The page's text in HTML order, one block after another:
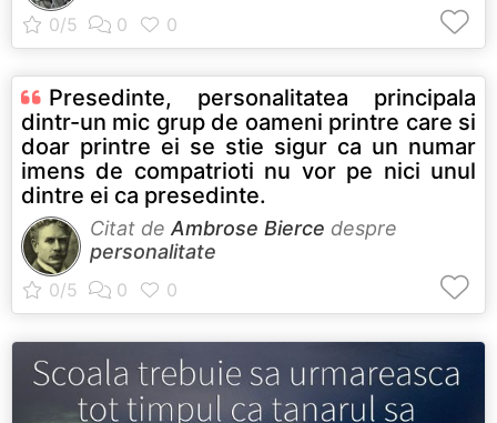
Presedinte, personalitatea principala
dintr-un mic grup de oameni printre care si
doar printre ei se stie sigur ca un numar
imens de compatrioti nu vor pe nici unul
dintre ei ca presedinte.
Citat deAmbrose Bierce despre
personalitate